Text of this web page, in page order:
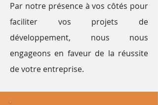
Par notre présence à vos côtés pour
faciliter vos projets de
développement, nous nous
engageons en faveur de la réussite
de votre entreprise.